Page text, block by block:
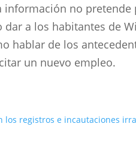
información no
dar a los habitantes de
hablar de los
un nuevo empleo.
los registros e incautaciones